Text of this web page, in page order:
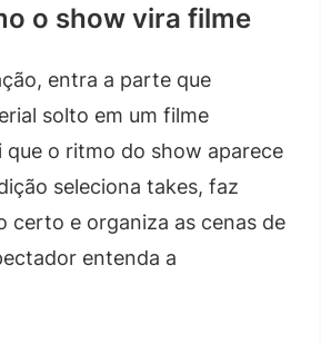
o show vira filme
entra a parte que
solto em um filme
que o ritmo do show aparece
seleciona takes, faz
certo e organiza as cenas de
entenda a